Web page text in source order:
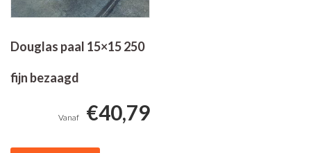
Douglas paal 15×15 250
fijn bezaagd
€40,79